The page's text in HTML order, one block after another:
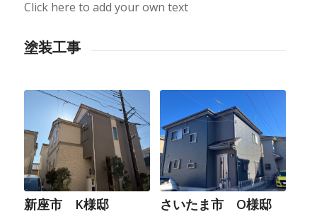
Click here to add your own text
塗装工事
新座市 K様邸 さいたま市 O様邸